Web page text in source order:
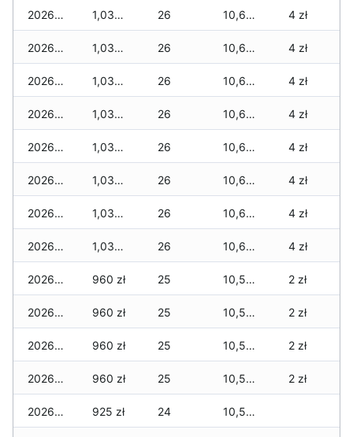
2026-04-05 1,035 zł 26 10,695 zł 4 zł
2026-04-04 1,035 zł 26 10,695 zł 4 zł
2026-04-03 1,035 zł 26 10,695 zł 4 zł
2026-04-02 1,035 zł 26 10,695 zł 4 zł
2026-04-01 1,035 zł 26 10,685 zł 4 zł
2026-03-31 1,035 zł 26 10,685 zł 4 zł
2026-03-30 1,035 zł 26 10,685 zł 4 zł
2026-03-29 1,035 zł 26 10,685 zł 4 zł
2026-03-28 960 zł 25 10,575 zł 2 zł
2026-03-27 960 zł 25 10,575 zł 2 zł
2026-03-26 960 zł 25 10,555 zł 2 zł
2026-03-25 960 zł 25 10,555 zł 2 zł
2026-03-24 925 zł 24 10,520 zł